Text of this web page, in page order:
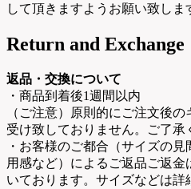
して頂きますようお願い致しま
Return and Exchange
返品・交換について
・商品到着後1週間以内
（ご注意）原則的にご注文後
受け致しておりません。ご了承
・お客様のご都合（サイズの
用感など）によるご返品ご返
いております。サイズなどは